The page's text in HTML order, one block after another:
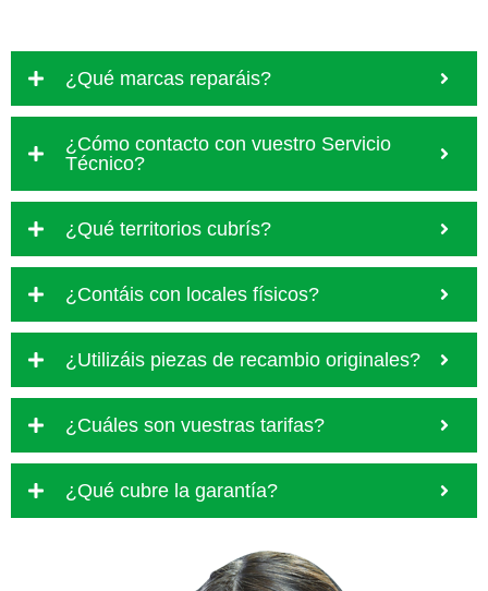
¿Qué marcas reparáis?
¿Cómo contacto con vuestro Servicio
Técnico?
¿Qué territorios cubrís?
¿Contáis con locales físicos?
¿Utilizáis piezas de recambio originales?
¿Cuáles son vuestras tarifas?
¿Qué cubre la garantía?